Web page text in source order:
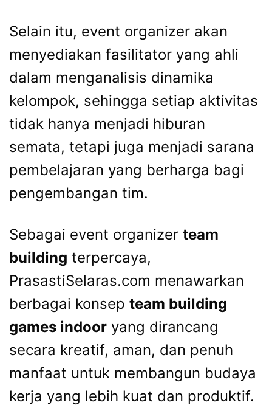
Selain itu, event organizer akan
menyediakan fasilitator yang ahli
dalam menganalisis dinamika
kelompok, sehingga setiap aktivitas
tidak hanya menjadi hiburan
semata, tetapi juga menjadi sarana
pembelajaran yang berharga bagi
pengembangan tim.
Sebagai event organizer team
building terpercaya,
PrasastiSelaras.com menawarkan
berbagai konsep team building
games indoor yang dirancang
secara kreatif, aman, dan penuh
manfaat untuk membangun budaya
kerja yang lebih kuat dan produktif.